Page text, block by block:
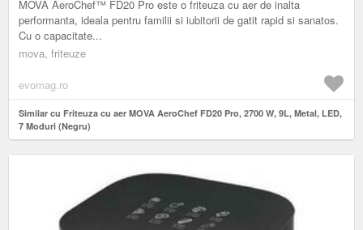
MOVA AeroChef™ FD20 Pro este o friteuza cu aer de inalta
performanta, ideala pentru familii si iubitorii de gatit rapid si sanatos.
Cu o capacitate...
mova, friteuze
evomag.ro
Similar cu Friteuza cu aer MOVA AeroChef FD20 Pro, 2700 W, 9L, Metal, LED,
7 Moduri (Negru)